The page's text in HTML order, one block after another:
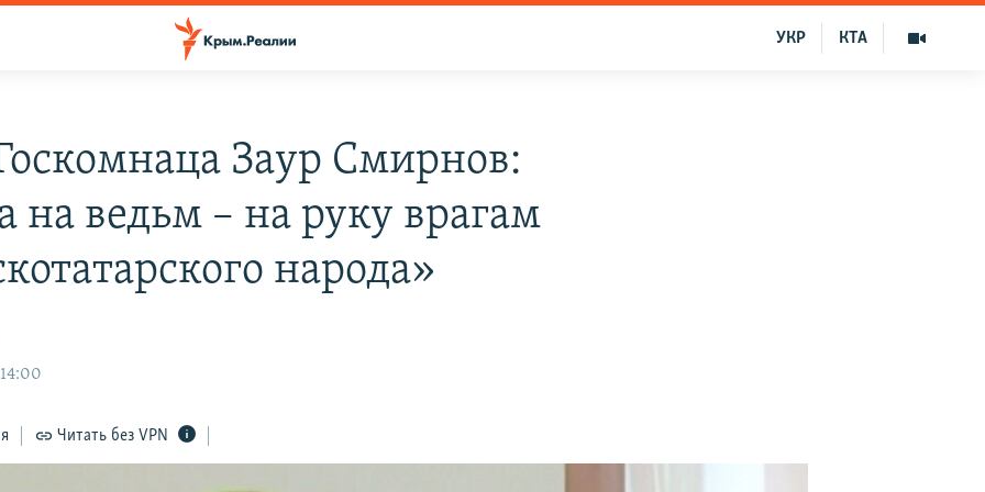
КТА
УКР
Заур Смирнов:
на ведьм – на руку врагам
народа»
Читать без VPN